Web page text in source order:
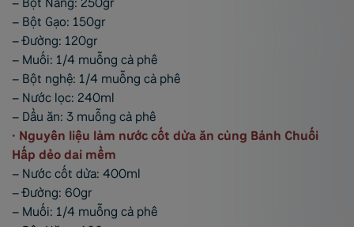
– Bột Gạo: 150gr
– Đường: 120gr
– Muối: 1/4 muỗng cà phê
– Bột nghệ: 1/4 muỗng cà phê
– Nước lọc: 240ml
– Dầu ăn: 3 muỗng cà phê
• Nguyên liệu làm nước cốt dừa ăn cùng Bánh Chuối
Hấp dẻo dai mềm
– Nước cốt dừa: 400ml
– Đường: 60gr
– Muối: 1/4 muỗng cà phê